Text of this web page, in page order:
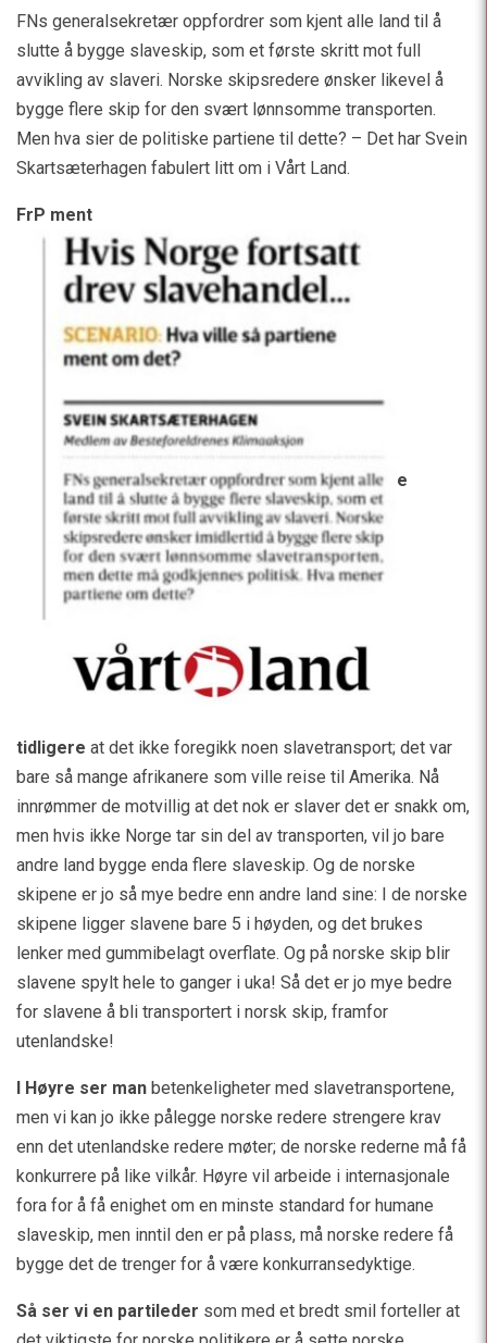
FNs generalsekretær oppfordrer som kjent alle land til å
slutte å bygge slaveskip, som et første skritt mot full
avvikling av slaveri. Norske skipsredere ønsker likevel å
bygge flere skip for den svært lønnsomme transporten.
Men hva sier de politiske partiene til dette? – Det har Svein
Skartsæterhagen fabulert litt om i Vårt Land.
FrP ment
e
tidligere at det ikke foregikk noen slavetransport; det var
bare så mange afrikanere som ville reise til Amerika. Nå
innrømmer de motvillig at det nok er slaver det er snakk om,
men hvis ikke Norge tar sin del av transporten, vil jo bare
andre land bygge enda flere slaveskip. Og de norske
skipene er jo så mye bedre enn andre land sine: I de norske
skipene ligger slavene bare 5 i høyden, og det brukes
lenker med gummibelagt overflate. Og på norske skip blir
slavene spylt hele to ganger i uka! Så det er jo mye bedre
for slavene å bli transportert i norsk skip, framfor
utenlandske!
I Høyre ser man betenkeligheter med slavetransportene,
men vi kan jo ikke pålegge norske redere strengere krav
enn det utenlandske redere møter; de norske rederne må få
konkurrere på like vilkår. Høyre vil arbeide i internasjonale
fora for å få enighet om en minste standard for humane
slaveskip, men inntil den er på plass, må norske redere få
bygge det de trenger for å være konkurransedyktige.
Så ser vi en partileder som med et bredt smil forteller at